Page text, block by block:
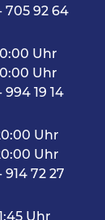
705 92 64
Uhr
Uhr
19 14
Uhr
Uhr
72 27
Uhr